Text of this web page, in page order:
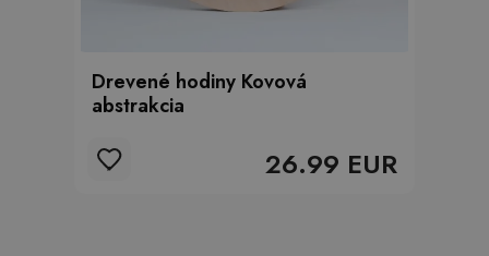
Drevené hodiny Kovová
abstrakcia
26.99 EUR